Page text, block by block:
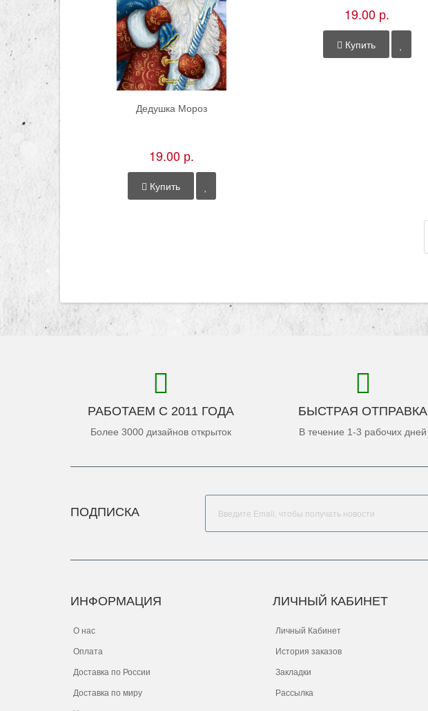
Дедушка Мороз
19.00 р.
Купить
19.00 р.
Купить
РАБОТАЕМ С 2011 ГОДА
Более 3000 дизайнов открыток
БЫСТРАЯ ОТПРАВКА
В течение 1-3 рабочих дней
ПОДПИСКА
ИНФОРМАЦИЯ
О нас
Оплата
Доставка по России
Доставка по миру
ЛИЧНЫЙ КАБИНЕТ
Личный Кабинет
История заказов
Закладки
Рассылка